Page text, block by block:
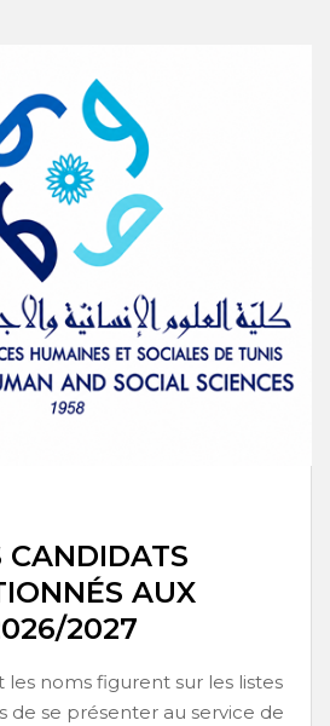
CANDIDATS
AUX
2027
les noms figurent sur les listes
de se présenter au service de